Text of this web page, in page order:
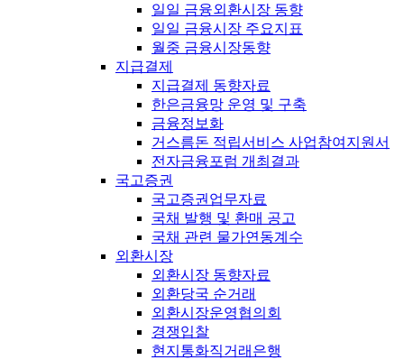
일일 금융외환시장 동향
일일 금융시장 주요지표
월중 금융시장동향
지급결제
지급결제 동향자료
한은금융망 운영 및 구축
금융정보화
거스름돈 적립서비스 사업참여지원서
전자금융포럼 개최결과
국고증권
국고증권업무자료
국채 발행 및 환매 공고
국채 관련 물가연동계수
외환시장
외환시장 동향자료
외환당국 순거래
외환시장운영협의회
경쟁입찰
현지통화직거래은행